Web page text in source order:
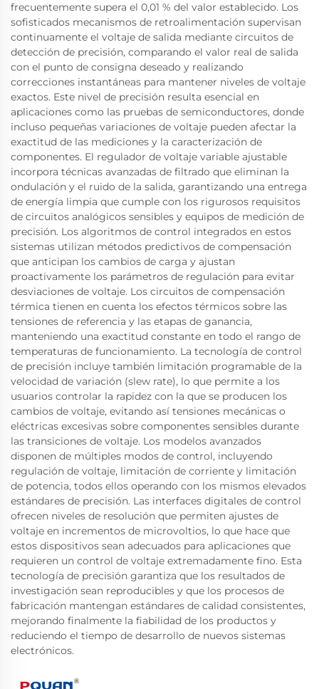
frecuentemente supera el 0,01 % del valor establecido. Los
sofisticados mecanismos de retroalimentación supervisan
continuamente el voltaje de salida mediante circuitos de
detección de precisión, comparando el valor real de salida
con el punto de consigna deseado y realizando
correcciones instantáneas para mantener niveles de voltaje
exactos. Este nivel de precisión resulta esencial en
aplicaciones como las pruebas de semiconductores, donde
incluso pequeñas variaciones de voltaje pueden afectar la
exactitud de las mediciones y la caracterización de
componentes. El regulador de voltaje variable ajustable
incorpora técnicas avanzadas de filtrado que eliminan la
ondulación y el ruido de la salida, garantizando una entrega
de energía limpia que cumple con los rigurosos requisitos
de circuitos analógicos sensibles y equipos de medición de
precisión. Los algoritmos de control integrados en estos
sistemas utilizan métodos predictivos de compensación
que anticipan los cambios de carga y ajustan
proactivamente los parámetros de regulación para evitar
desviaciones de voltaje. Los circuitos de compensación
térmica tienen en cuenta los efectos térmicos sobre las
tensiones de referencia y las etapas de ganancia,
manteniendo una exactitud constante en todo el rango de
temperaturas de funcionamiento. La tecnología de control
de precisión incluye también limitación programable de la
velocidad de variación (slew rate), lo que permite a los
usuarios controlar la rapidez con la que se producen los
cambios de voltaje, evitando así tensiones mecánicas o
eléctricas excesivas sobre componentes sensibles durante
las transiciones de voltaje. Los modelos avanzados
disponen de múltiples modos de control, incluyendo
regulación de voltaje, limitación de corriente y limitación
de potencia, todos ellos operando con los mismos elevados
estándares de precisión. Las interfaces digitales de control
ofrecen niveles de resolución que permiten ajustes de
voltaje en incrementos de microvoltios, lo que hace que
estos dispositivos sean adecuados para aplicaciones que
requieren un control de voltaje extremadamente fino. Esta
tecnología de precisión garantiza que los resultados de
investigación sean reproducibles y que los procesos de
fabricación mantengan estándares de calidad consistentes,
mejorando finalmente la fiabilidad de los productos y
reduciendo el tiempo de desarrollo de nuevos sistemas
electrónicos.